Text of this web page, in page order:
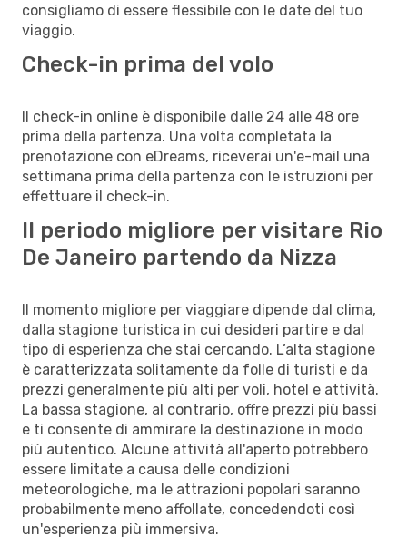
consigliamo di essere flessibile con le date del tuo
viaggio.
Check-in prima del volo
Il check-in online è disponibile dalle 24 alle 48 ore
prima della partenza. Una volta completata la
prenotazione con eDreams, riceverai un'e-mail una
settimana prima della partenza con le istruzioni per
effettuare il check-in.
Il periodo migliore per visitare Rio
De Janeiro partendo da Nizza
Il momento migliore per viaggiare dipende dal clima,
dalla stagione turistica in cui desideri partire e dal
tipo di esperienza che stai cercando. L’alta stagione
è caratterizzata solitamente da folle di turisti e da
prezzi generalmente più alti per voli, hotel e attività.
La bassa stagione, al contrario, offre prezzi più bassi
e ti consente di ammirare la destinazione in modo
più autentico. Alcune attività all'aperto potrebbero
essere limitate a causa delle condizioni
meteorologiche, ma le attrazioni popolari saranno
probabilmente meno affollate, concedendoti così
un'esperienza più immersiva.